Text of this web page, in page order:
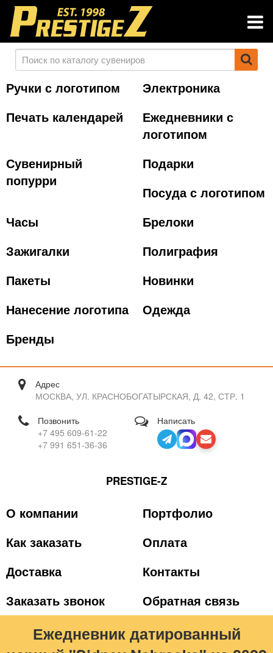
Ручки с логотипом
Электроника
Печать календарей
Ежедневники с
логотипом
Сувенирный
попурри
Подарки
Посуда с логотипом
Часы
Брелоки
Зажигалки
Полиграфия
Пакеты
Новинки
Нанесение логотипа
Одежда
Бренды
Адрес
МОСКВА, УЛ. КРАСНОБОГАТЫРСКАЯ, Д. 42, СТР. 1
Позвонить
+7 495 609-61-22
+7 991 651-36-36
Написать
PRESTIGE-Z
О компании
Портфолио
Как заказать
Оплата
Доставка
Контакты
Заказать звонок
Обратная связь
Ежедневник датированный